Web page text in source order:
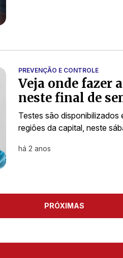
PREVENÇÃO E CONTROLE
Veja onde fazer
neste final de
Testes são disponibilizados
regiões da capital, neste
há 2 anos
PRÓXIMAS